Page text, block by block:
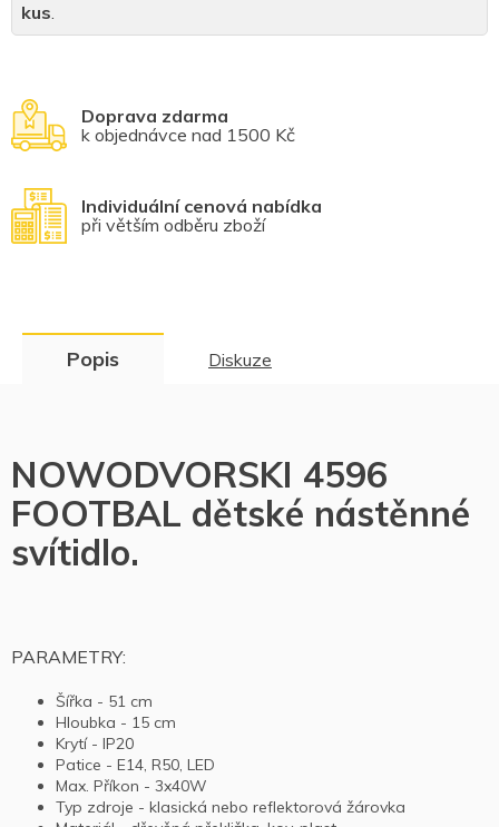
Doprava zdarma
k objednávce nad 1500 Kč
Individuální cenová nabídka
při větším odběru zboží
kus.
Popis Diskuze
NOWODVORSKI 4596
FOOTBAL dětské nástěnné
svítidlo.
PARAMETRY:
Šířka - 51 cm
Hloubka - 15 cm
Krytí - IP20
Patice - E14, R50, LED
Max. Příkon - 3x40W
Typ zdroje - klasická nebo reflektorová žárovka